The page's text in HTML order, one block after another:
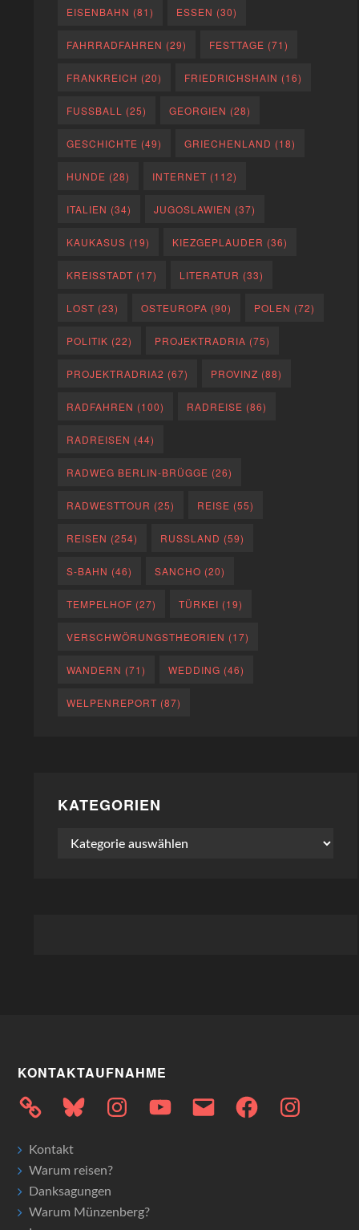
EISENBAHN (81) ESSEN (30)
FAHRRADFAHREN (29) FESTTAGE (71)
FRANKREICH (20) FRIEDRICHSHAIN (16)
FUSSBALL (25) GEORGIEN (28)
GESCHICHTE (49) GRIECHENLAND (18)
HUNDE (28) INTERNET (112)
ITALIEN (34) JUGOSLAWIEN (37)
KAUKASUS (19) KIEZGEPLAUDER (36)
KREISSTADT (17) LITERATUR (33)
LOST (23) OSTEUROPA (90) POLEN (72)
POLITIK (22) PROJEKTRADRIA (75)
PROJEKTRADRIA2 (67) PROVINZ (88)
RADFAHREN (100) RADREISE (86)
RADREISEN (44)
RADWEG BERLIN-BRÜGGE (26)
RADWESTTOUR (25) REISE (55)
REISEN (254) RUSSLAND (59)
S-BAHN (46) SANCHO (20)
TEMPELHOF (27) TÜRKEI (19)
VERSCHWÖRUNGSTHEORIEN (17)
WANDERN (71) WEDDING (46)
WELPENREPORT (87)
KATEGORIEN
Kategorien
KONTAKTAUFNAHME
Bluesky InstagramYouTubeE-
Mail
FacebookInstagram
Kontakt
Warum reisen?
Danksagungen
Warum Münzenberg?